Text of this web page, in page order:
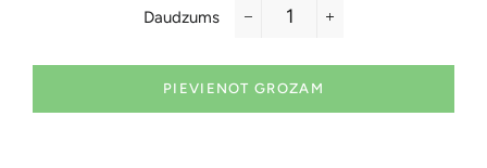
Daudzums
PIEVIENOT GROZAM